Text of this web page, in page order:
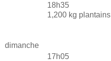
18h35
1,200 kg plantains
dimanche
17h05